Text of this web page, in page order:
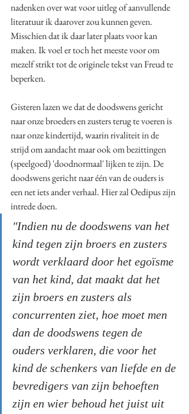
nadenken over wat voor uitleg of aanvullende
literatuur ik daarover zou kunnen geven.
Misschien dat ik daar later plaats voor kan
maken. Ik voel er toch het meeste voor om
mezelf strikt tot de originele tekst van Freud te
beperken.
Gisteren lazen we dat de doodswens gericht
naar onze broeders en zusters terug te voeren is
naar onze kindertijd, waarin rivaliteit in de
strijd om aandacht maar ook om bezittingen
(speelgoed) 'doodnormaal' lijken te zijn. De
doodswens gericht naar één van de ouders is
een net iets ander verhaal. Hier zal Oedipus zijn
intrede doen.
"Indien nu de doodswens van het
kind tegen zijn broers en zusters
wordt verklaard door het egoïsme
van het kind, dat maakt dat het
zijn broers en zusters als
concurrenten ziet, hoe moet men
dan de doodswens tegen de
ouders verklaren, die voor het
kind de schenkers van liefde en de
bevredigers van zijn behoeften
zijn en wier behoud het juist uit